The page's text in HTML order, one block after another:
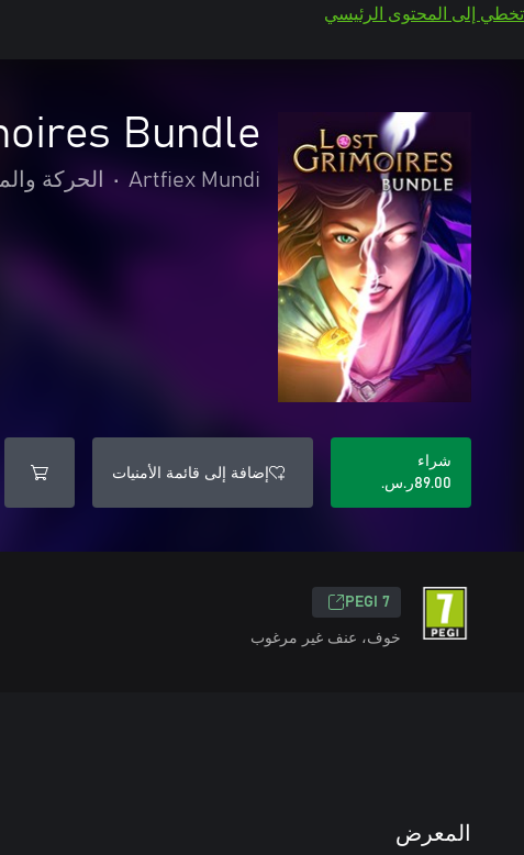
تخطي إلى المحتوى الرئيسي
Bundle
Artfiex Mundi
• الحركة
شراء
‪ر.س.‏‎89.00‬
إضافة إلى قائمة الأمنيات
PEGI 7
خوف، عنف غير مرغوب
المعرض